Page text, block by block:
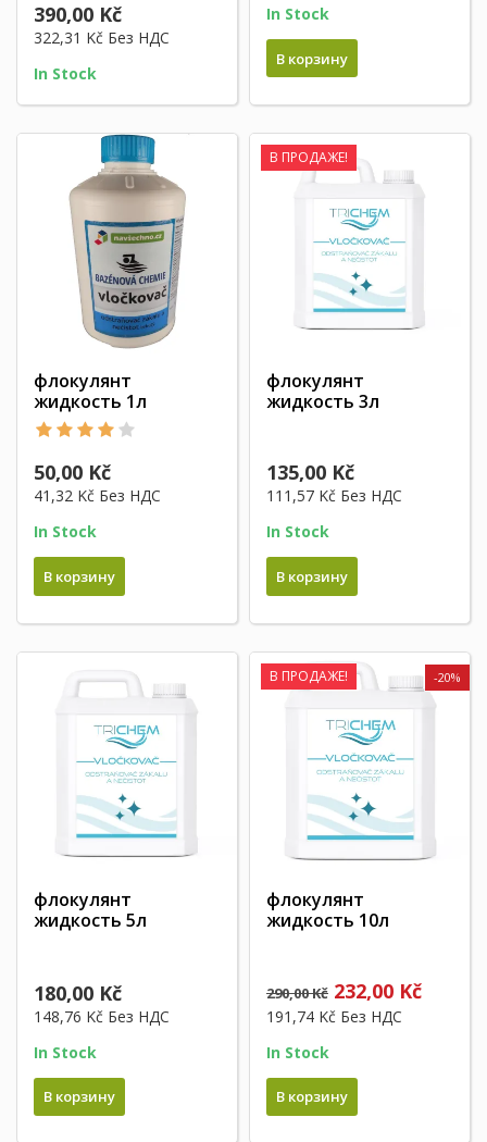
390,00 Kč
322,31 Kč Без НДС
In Stock
In Stock
В корзину
флокулянт
жидкость 1л
50,00 Kč
41,32 Kč Без НДС
In Stock
В корзину
В ПРОДАЖЕ!
флокулянт
жидкость 3л
135,00 Kč
111,57 Kč Без НДС
In Stock
В корзину
флокулянт
жидкость 5л
180,00 Kč
148,76 Kč Без НДС
In Stock
В корзину
В ПРОДАЖЕ!
флокулянт
жидкость 10л
290,00 Kč
-20%
232,00 Kč
191,74 Kč Без НДС
In Stock
В корзину